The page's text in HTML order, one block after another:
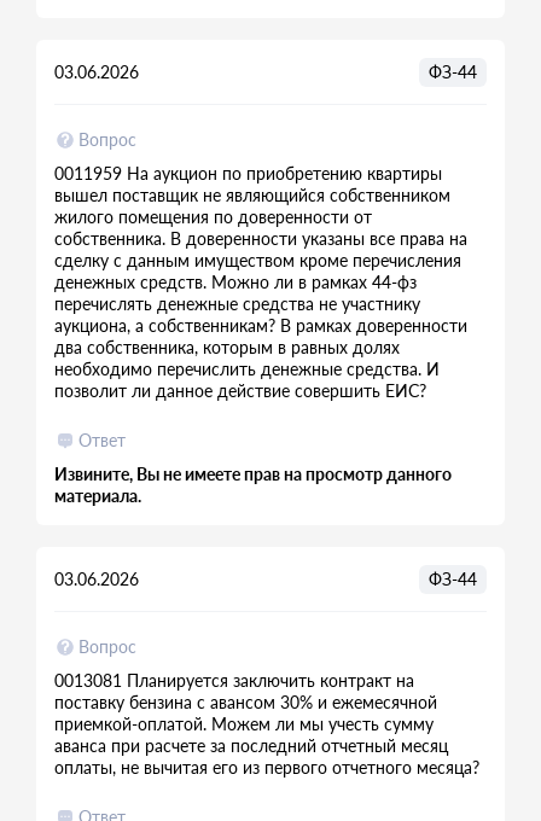
Вопрос
0011959 На аукцион по приобретению квартиры
вышел поставщик не являющийся собственником
жилого помещения по доверенности от
собственника. В доверенности указаны все права на
сделку с данным имуществом кроме перечисления
денежных средств. Можно ли в рамках 44-фз
перечислять денежные средства не участнику
аукциона, а собственникам? В рамках доверенности
два собственника, которым в равных долях
необходимо перечислить денежные средства. И
позволит ли данное действие совершить ЕИС?
Ответ
Извините, Вы не имеете прав на просмотр данного
материала.
03.06.2026 ФЗ-44
Вопрос
0013081 Планируется заключить контракт на
поставку бензина с авансом 30% и ежемесячной
приемкой-оплатой. Можем ли мы учесть сумму
аванса при расчете за последний отчетный месяц
оплаты, не вычитая его из первого отчетного месяца?
Ответ
03.06.2026 ФЗ-44